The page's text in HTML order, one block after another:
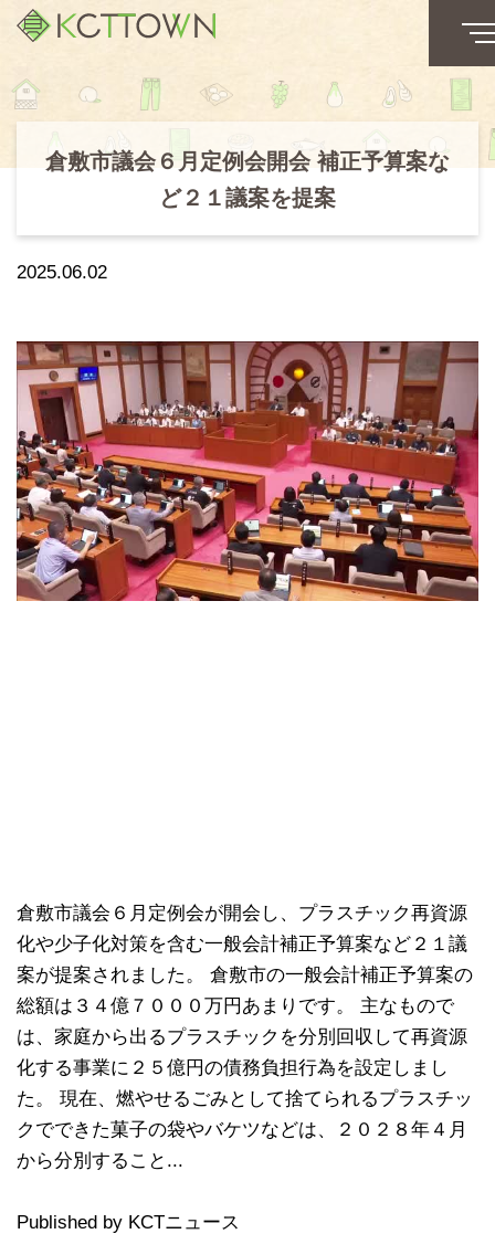
倉敷市議会６月定例会開会 補正予算案な
ど２１議案を提案
2025.06.02
倉敷市議会６月定例会が開会し、プラスチック再資源
化や少子化対策を含む一般会計補正予算案など２１議
案が提案されました。 倉敷市の一般会計補正予算案の
総額は３４億７０００万円あまりです。 主なもので
は、家庭から出るプラスチックを分別回収して再資源
化する事業に２５億円の債務負担行為を設定しまし
た。 現在、燃やせるごみとして捨てられるプラスチッ
クでできた菓子の袋やバケツなどは、２０２８年４月
から分別すること...
Published by KCTニュース